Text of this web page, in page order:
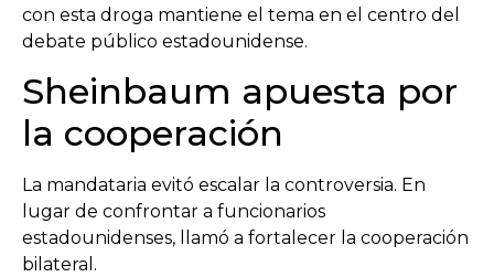
con esta droga mantiene el tema en el centro del
debate público estadounidense.
Sheinbaum apuesta por
la cooperación
La mandataria evitó escalar la controversia. En
lugar de confrontar a funcionarios
estadounidenses, llamó a fortalecer la cooperación
bilateral.